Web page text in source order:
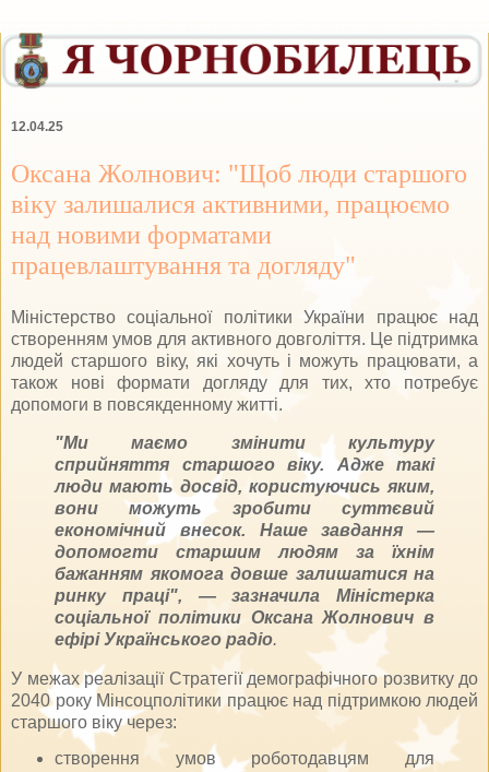
12.04.25
Оксана Жолнович: "Щоб люди старшого
віку залишалися активними, працюємо
над новими форматами
працевлаштування та догляду"
Міністерство соціальної політики України працює над
створенням умов для активного довголіття. Це підтримка
людей старшого віку, які хочуть і можуть працювати, а
також нові формати догляду для тих, хто потребує
допомоги в повсякденному житті.
"Ми маємо змінити культуру
сприйняття старшого віку. Адже такі
люди мають досвід, користуючись яким,
вони можуть зробити суттєвий
економічний внесок. Наше завдання —
допомогти старшим людям за їхнім
бажанням якомога довше залишатися на
ринку праці", — зазначила Міністерка
соціальної політики Оксана Жолнович в
ефірі Українського радіо.
У межах реалізації Стратегії демографічного розвитку до
2040 року Мінсоцполітики працює над підтримкою людей
старшого віку через:
створення умов роботодавцям для